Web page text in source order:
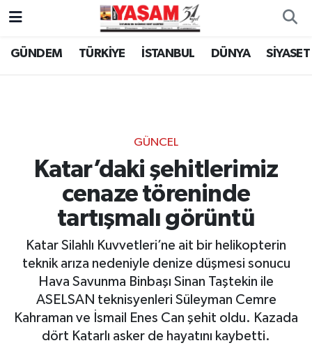
GÜNDEM TÜRKİYE İSTANBUL DÜNYA SİYASET
GÜNCEL
Katar’daki şehitlerimiz
cenaze töreninde
tartışmalı görüntü
Katar Silahlı Kuvvetleri’ne ait bir helikopterin
teknik arıza nedeniyle denize düşmesi sonucu
Hava Savunma Binbaşı Sinan Taştekin ile
ASELSAN teknisyenleri Süleyman Cemre
Kahraman ve İsmail Enes Can şehit oldu. Kazada
dört Katarlı asker de hayatını kaybetti.